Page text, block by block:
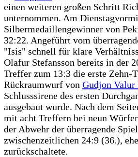
einen weiteren großen Schritt
unternommen. Am
Silbermedaillengewinner von
32:22. Angeführt vom
"Isis" schnell für klare
Olafur Stefansson bereits in der
Treffer zum 13:3 die erste Zehn-
Rückraumwurf von Gudjon Valur
Schlusssirene des ersten
ausgebaut wurde. Nach dem
mit acht Treffern bei neun
der Abwehr der überragende
zwischenzeitlichen 24:9 (36.),
zurückschaltete.